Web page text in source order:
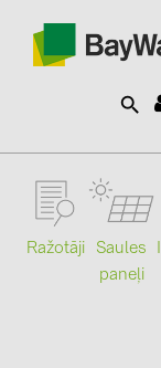
SOLAR-PLANIT
Ražotāji
Saules
paneļi